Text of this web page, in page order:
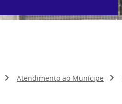
Atendimento ao Munícipe